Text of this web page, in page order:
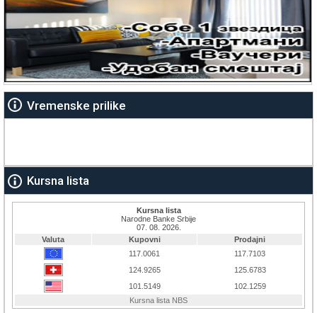
Vremenske prilike
Kursna lista